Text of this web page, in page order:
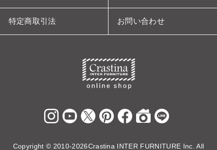
特定商取引法 お問い合わせ
Copyright © 2010-2026Crastina INTER FURNITURE Inc. All